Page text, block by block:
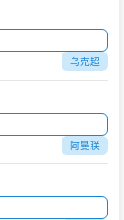
乌克超
阿曼联